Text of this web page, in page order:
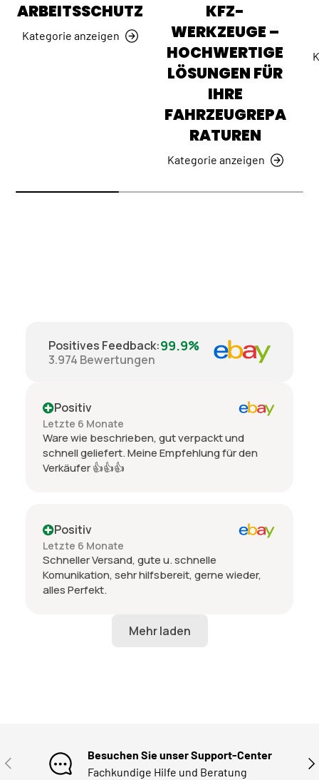
ARBEITSSCHUTZ
Kategorie anzeigen
KFZ-
WERKZEUGE –
HOCHWERTIGE
LÖSUNGEN FÜR
IHRE
FAHRZEUGREPA
RATUREN
Kategorie anzeigen
Positives Feedback:99.9%
3.974 Bewertungen
Positiv
Letzte 6 Monate
Ware wie beschrieben, gut verpackt und
schnell geliefert. Meine Empfehlung für den
Verkäufer 👍👍👍
Positiv
Letzte 6 Monate
Schneller Versand, gute u. schnelle
Komunikation, sehr hilfsbereit, gerne wieder,
alles Perfekt.
VORHERIGE
Besuchen Sie unser Support-Center
Fachkundige Hilfe und Beratung